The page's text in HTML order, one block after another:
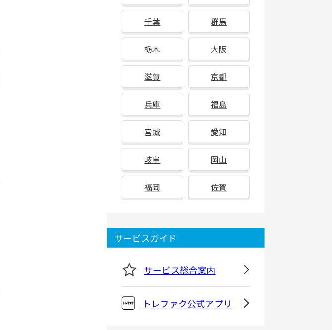
千葉 群馬
栃木 大阪
滋賀 京都
兵庫 福島
宮城 愛知
岐阜 岡山
福岡 佐賀
サービスガイド
サービス総合案内
トレファク公式アプリ